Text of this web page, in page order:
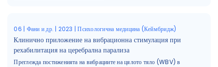
06 | Фани и др. | 2023 | Психологична медицина (Кеймбридж)
Клинично приложение на вибрационна стимулация при
рехабилитация на церебрална парализа
Преглежда постиженията на вибрациите на цялото тяло (WBV) в